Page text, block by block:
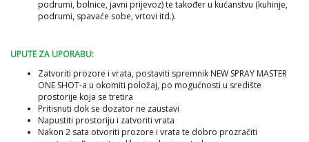
podrumi, bolnice, javni prijevoz) te također u kućanstvu (kuhinje,
podrumi, spavaće sobe, vrtovi itd.).
UPUTE ZA UPORABU:
Zatvoriti prozore i vrata, postaviti spremnik NEW SPRAY MASTER
ONE SHOT-a u okomiti položaj, po mogućnosti u središte
prostorije koja se tretira
Pritisnuti dok se dozator ne zaustavi
Napustiti prostoriju i zatvoriti vrata
Nakon 2 sata otvoriti prozore i vrata te dobro prozračiti